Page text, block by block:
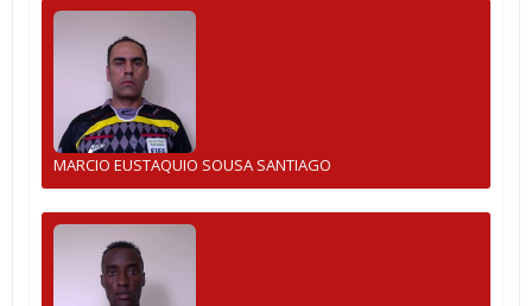
MARCIO EUSTAQUIO SOUSA SANTIAGO